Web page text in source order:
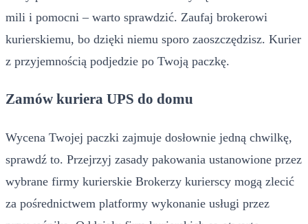
mili i pomocni – warto sprawdzić. Zaufaj brokerowi
kurierskiemu, bo dzięki niemu sporo zaoszczędzisz. Kurier
z przyjemnością podjedzie po Twoją paczkę.
Zamów kuriera UPS do domu
Wycena Twojej paczki zajmuje dosłownie jedną chwilkę,
sprawdź to. Przejrzyj zasady pakowania ustanowione przez
wybrane firmy kurierskie Brokerzy kurierscy mogą zlecić
za pośrednictwem platformy wykonanie usługi przez